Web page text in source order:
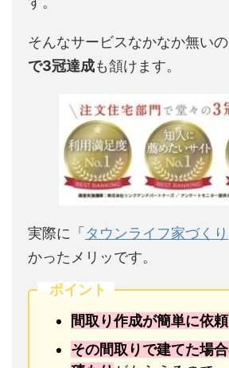
そんなサービスなかなか無い
で3冠達成も頷けます。
実際に「タウンライフ家づくり
かったメリッです。
ポイント
間取り作成が簡単に依
その間取りで建てた場